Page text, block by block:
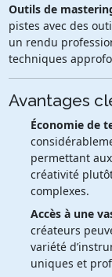
Outils de
pistes avec des
un rendu
techniques
Avantages
Économie de
permettant
créativité
complexes.
Accès à une
créateurs
variété
uniques et